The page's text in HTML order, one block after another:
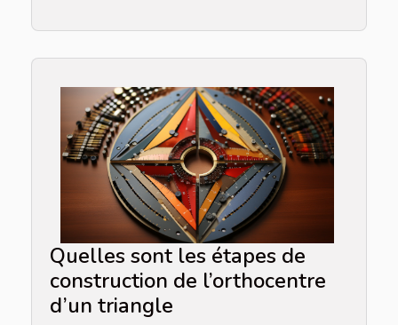
Quelles sont les étapes de
construction de l’orthocentre
d’un triangle